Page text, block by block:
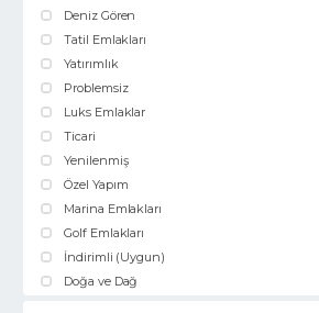
Deniz Gören
Tatil Emlakları
Yatırımlık
Problemsiz
Luks Emlaklar
Ticari
Yenilenmiş
Özel Yapım
Marina Emlakları
Golf Emlakları
İndirimli (Uygun)
Doğa ve Dağ